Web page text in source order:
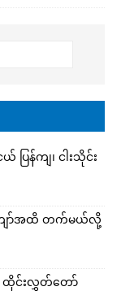
ြန်ကျ၊ ငါးသိုင်း
ျော်အထိ တက်မယ်လို့
ထိုင်းလွှတ်တော်